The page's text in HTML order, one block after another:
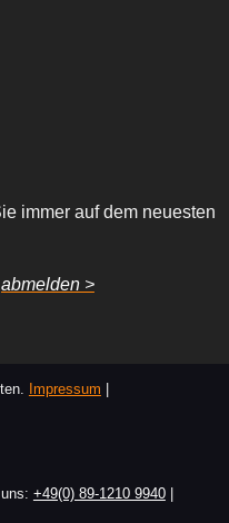
immer auf dem neuesten
abmelden >
Impressum |
+49(0) 89-1210 9940|